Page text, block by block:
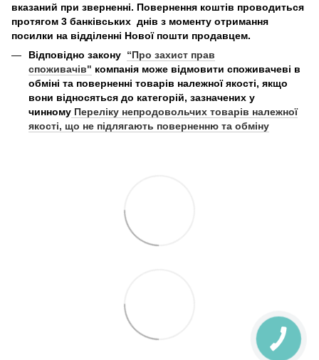
вказаний при зверненні. Повернення коштів проводиться
протягом 3 банківських днів з моменту отримання
посилки на відділенні Нової пошти продавцем.
Відповідно закону “Про захист прав
споживачів" компанія може відмовити споживачеві в
обміні та поверненні товарів належної якості, якщо
вони відносяться до категорій, зазначених у
чинному Переліку непродовольчих товарів належної
якості, що не підлягають поверненню та обміну